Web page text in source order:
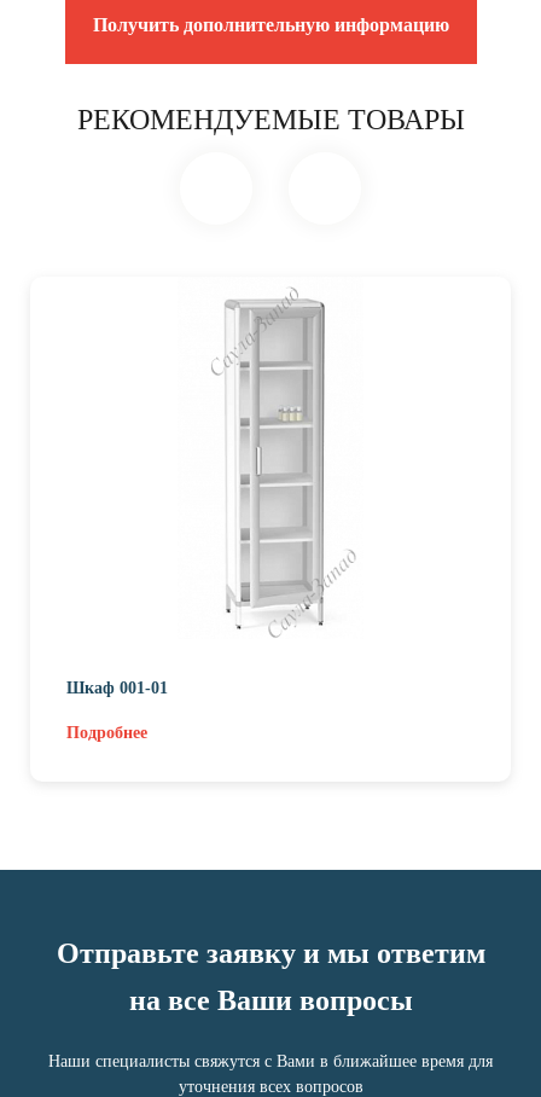
Получить дополнительную информацию
РЕКОМЕНДУЕМЫЕ ТОВАРЫ
Шкаф 001-01
Подробнее
Отправьте заявку и мы ответим
на все Ваши вопросы
Наши специалисты свяжутся с Вами в ближайшее время для
уточнения всех вопросов